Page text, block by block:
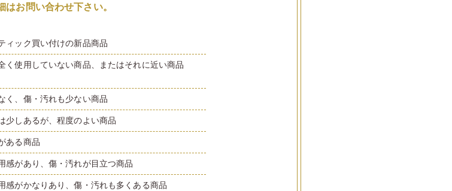
はお問い合わせ下さい。
ィック買い付けの新品商品
く使用していない商品、またはそれに近い商品
く、傷・汚れも少ない商品
少しあるが、程度のよい商品
ある商品
感があり、傷・汚れが目立つ商品
感がかなりあり、傷・汚れも多くある商品